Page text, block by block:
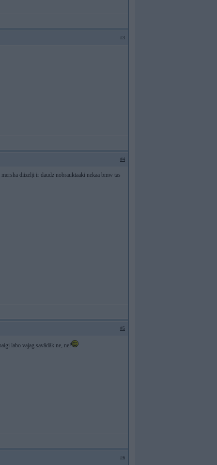
#3
#4
diizelji ir daudz nobrauktaaki nekaa bmw tas
#5
labo vajag savādāk ne, ne!
#6